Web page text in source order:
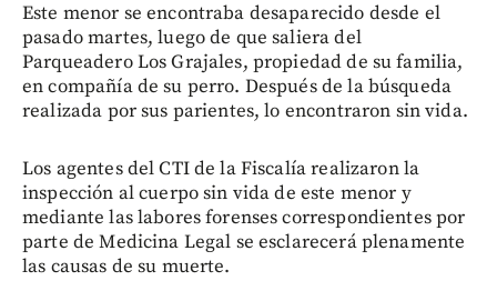
Este menor se encontraba desaparecido desde el
pasado martes, luego de que saliera del
Parqueadero Los Grajales, propiedad de su familia,
en compañía de su perro. Después de la búsqueda
realizada por sus parientes, lo encontraron sin vida.
Los agentes del CTI de la Fiscalía realizaron la
inspección al cuerpo sin vida de este menor y
mediante las labores forenses correspondientes por
parte de Medicina Legal se esclarecerá plenamente
las causas de su muerte.